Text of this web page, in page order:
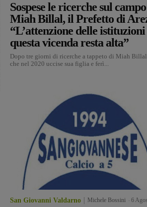
Sospese le ricerche sul
Miah Billal, il Prefetto di
“L’attenzione delle istituzioni
questa vicenda resta alta”
Dopo tre giorni di ricerche a tappeto di Miah
che nel 2020 uccise sua figlia e ferì...
San Giovanni Valdarno Michele Bossini 6